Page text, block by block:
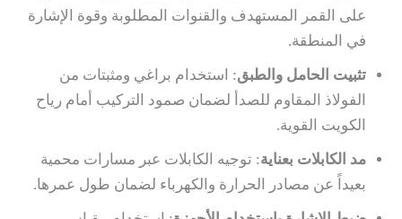
على القمر المستهدف والقنوات المطلوبة وقوة الإشارة
في المنطقة.
تثبيت الحامل والطبق: استخدام براغي ومثبتات من
الفولاذ المقاوم للصدأ لضمان صمود التركيب أمام رياح
الكويت القوية.
مد الكابلات بعناية: توجيه الكابلات عبر مسارات محمية
بعيداً عن مصادر الحرارة والكهرباء لضمان طول عمرها.